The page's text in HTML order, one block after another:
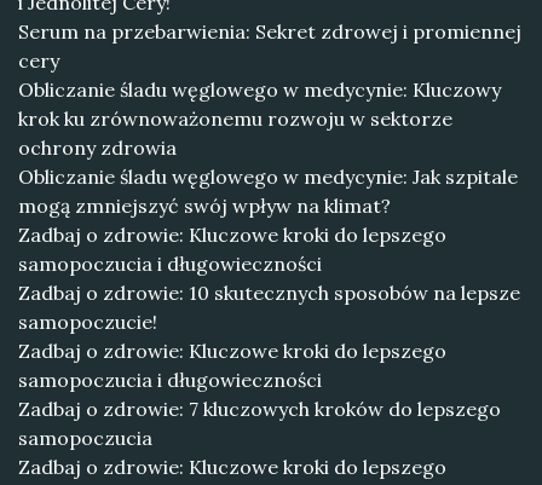
Serum na przebarwienia: Sekret zdrowej i promiennej
cery
Obliczanie śladu węglowego w medycynie: Kluczowy
krok ku zrównoważonemu rozwoju w sektorze
ochrony zdrowia
Obliczanie śladu węglowego w medycynie: Jak szpitale
mogą zmniejszyć swój wpływ na klimat?
Zadbaj o zdrowie: Kluczowe kroki do lepszego
samopoczucia i długowieczności
Zadbaj o zdrowie: 10 skutecznych sposobów na lepsze
samopoczucie!
Zadbaj o zdrowie: Kluczowe kroki do lepszego
samopoczucia i długowieczności
Zadbaj o zdrowie: 7 kluczowych kroków do lepszego
samopoczucia
Zadbaj o zdrowie: Kluczowe kroki do lepszego